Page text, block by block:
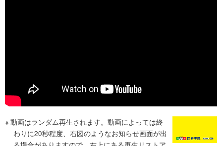
動画はランダム再生されます。動画によっては終
わりに20秒程度、右図のようなお知らせ画面が出